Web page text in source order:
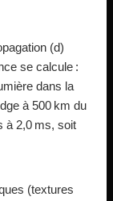
(d)
se calcule :
dans la
à 500 km du
à 2,0 ms, soit
(textures